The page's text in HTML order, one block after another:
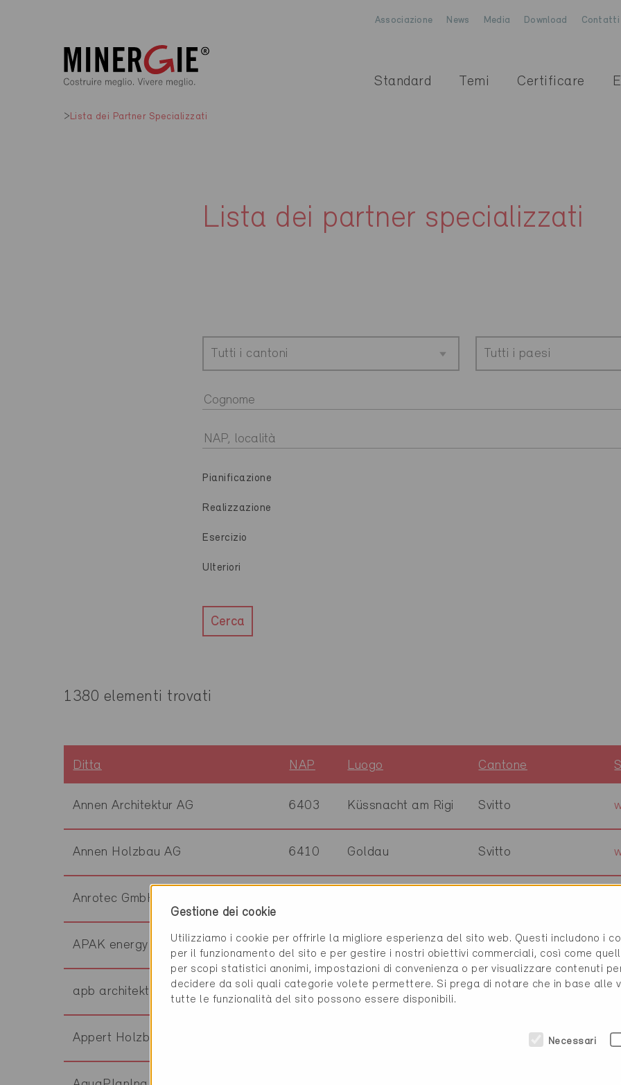
Associazione News Media Download Contatti
Standard Temi Certificare
Lista dei Partner Specializzati
Lista dei partner specializzati
Tutti i cantoni Tutti i paesi
Pianificazione
Realizzazione
Esercizio
Ulteriori
Cerca
1380 elementi trovati
Ditta NAP Luogo Cantone
Annen Architektur AG 6403 Küssnacht am Rigi Svitto
Annen Holzbau AG 6410 Goldau Svitto
Anrotec GmbH
APAK energy Sagl 6500 Bellinzona Ticino
apb architekten ag 8610 Uster Zurigo
Appert Holzbau AG
Gestione dei cookie
Utilizziamo i cookie per offrirle la migliore esperienza del sito web. Questi includono i
per il funzionamento del sito e per gestire i nostri obiettivi commerciali, così come
per scopi statistici anonimi, impostazioni di convenienza o per visualizzare contenuti
decidere da soli quali categorie volete permettere. Si prega di notare che in base alle
tutte le funzionalità del sito possono essere disponibili.
Necessari